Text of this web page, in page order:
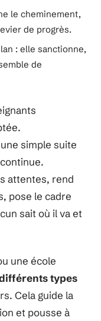
le cheminement,
de progrès.
: elle sanctionne,
de
simple suite
attentes, rend
pose le cadre
sait où il va et
une école
types
Cela guide la
et pousse à